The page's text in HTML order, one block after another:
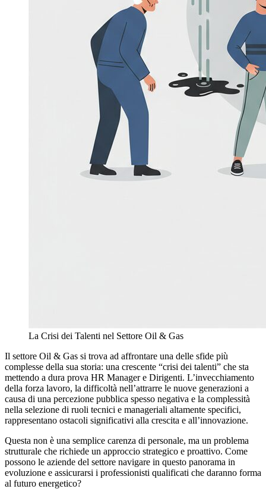
La Crisi dei Talenti nel Settore Oil & Gas
Il settore Oil & Gas si trova ad affrontare una delle sfide più
complesse della sua storia: una crescente “crisi dei talenti” che sta
mettendo a dura prova HR Manager e Dirigenti. L’invecchiamento
della forza lavoro, la difficoltà nell’attrarre le nuove generazioni a
causa di una percezione pubblica spesso negativa e la complessità
nella selezione di ruoli tecnici e manageriali altamente specifici,
rappresentano ostacoli significativi alla crescita e all’innovazione.
Questa non è una semplice carenza di personale, ma un problema
strutturale che richiede un approccio strategico e proattivo. Come
possono le aziende del settore navigare in questo panorama in
evoluzione e assicurarsi i professionisti qualificati che daranno forma
al futuro energetico?